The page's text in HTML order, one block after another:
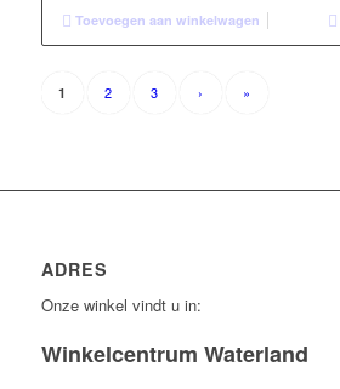
Toevoegen aan winkelwagen
1 2 3 › »
ADRES
Onze winkel vindt u in:
Winkelcentrum Waterland